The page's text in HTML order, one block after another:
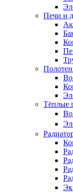
Печи и
Тёплые